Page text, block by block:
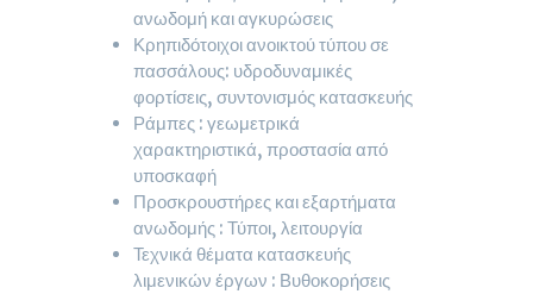
ανωδομή και αγκυρώσεις
Κρηπιδότοιχοι ανοικτού τύπου σε
πασσάλους: υδροδυναμικές
φορτίσεις, συντονισμός κατασκευής
Ράμπες : γεωμετρικά
χαρακτηριστικά, προστασία από
υποσκαφή
Προσκρουστήρες και εξαρτήματα
ανωδομής : Τύποι, λειτουργία
Τεχνικά θέματα κατασκευής
λιμενικών έργων : Βυθοκορήσεις